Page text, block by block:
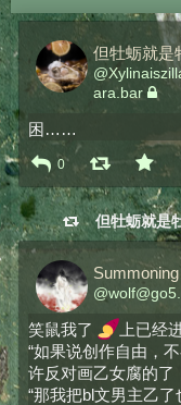
但牡蛎就是
@
ara.bar
困……
0
但牡蛎就是
@
笑鼠我了
上已经
“如果说创作自由，
许反对画乙女腐的了
“那我把bl文男主乙了